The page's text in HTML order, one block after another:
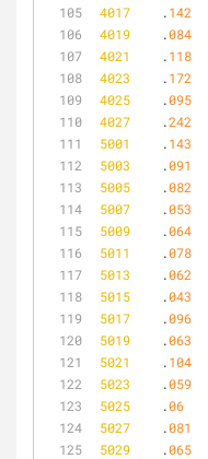
4017
	.
142
4019
	.
084
4021
	.
118
4023
	.
172
4025
	.
095
4027
	.
242
5001
	.
143
5003
	.
091
5005
	.
082
5007
	.
053
5009
	.
064
5011
	.
078
5013
	.
062
5015
	.
043
5017
	.
096
5019
	.
063
5021
	.
104
5023
	.
059
5025
	.
06
5027
	.
081
5029
	.
065